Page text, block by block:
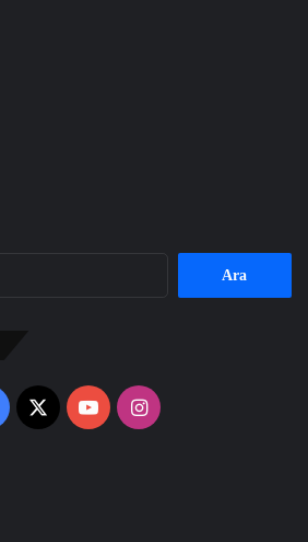
Facebook
X YouTubeInstagram